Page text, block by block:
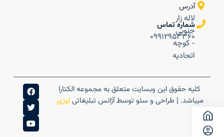
آدرس
لاله زار
جنوبی
- کوچه
اتحادیه
شماره تماس
۰۹۹۱۲۹۵۳۳۶۰
کلیه حقوق این وبسایت متعلق به مجموعه الکتارا
میباشد. | طراحی و سئو توسط آژانس تبلیغاتیاوزی